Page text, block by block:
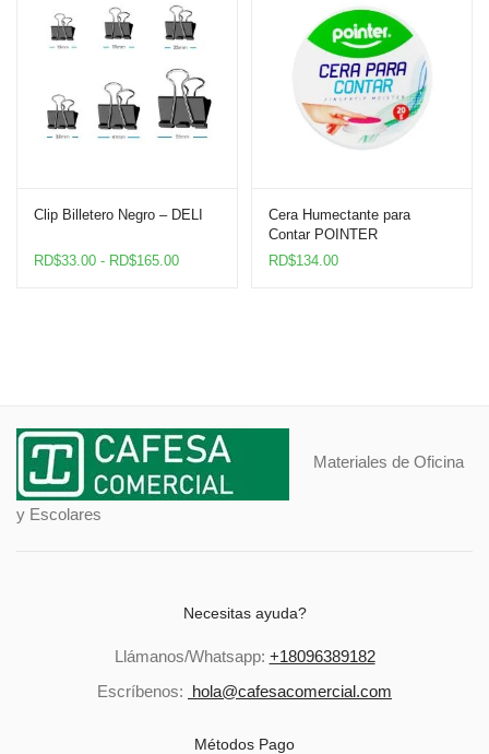
Clip Billetero Negro – DELI
RD$33.00 - RD$165.00Rango
Cera Humectante para
Contar POINTER
RD$134.00
Materiales de Oficina
y Escolares
Necesitas ayuda?
Llámanos/Whatsapp: +18096389182
Escríbenos: hola@cafesacomercial.com
Métodos Pago